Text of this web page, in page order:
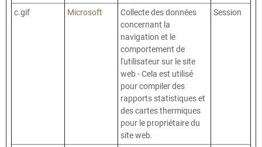
c.gif Microsoft
Collecte des données
concernant la
navigation et le
comportement de
l'utilisateur sur le site
web - Cela est utilisé
pour compiler des
rapports statistiques et
des cartes thermiques
pour le propriétaire du
site web.
Session